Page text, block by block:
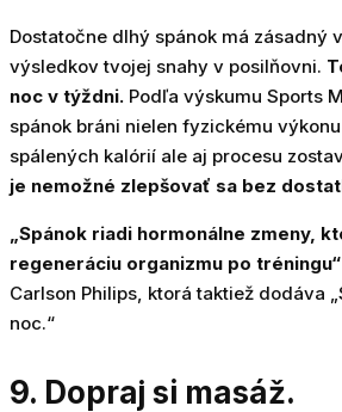
Dostatočne dlhý spánok má zásadný
výsledkov tvojej snahy v posilňovni.
noc v týždni. Podľa výskumu Sports
spánok bráni nielen fyzickému
spálených kalórií ale aj procesu
je nemožné zlepšovať sa bez
„Spánok riadi hormonálne zmeny,
regeneráciu organizmu po tréningu“
Carlson Philips, ktorá taktiež dodáva
noc.“
9. Dopraj si masáž.